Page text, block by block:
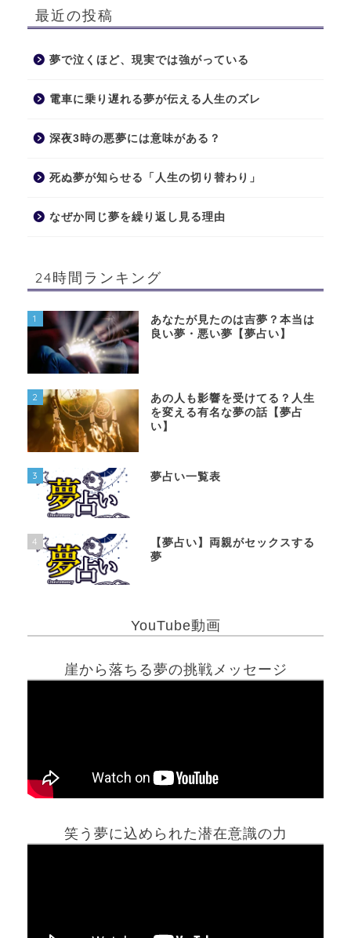
最近の投稿
夢で泣くほど、現実では強がっている
電車に乗り遅れる夢が伝える人生のズレ
深夜3時の悪夢には意味がある？
死ぬ夢が知らせる「人生の切り替わり」
なぜか同じ夢を繰り返し見る理由
24時間ランキング
1
あなたが見たのは吉夢？本当は
良い夢・悪い夢【夢占い】
2
あの人も影響を受けてる？人生
を変える有名な夢の話【夢占
い】
3 夢占い一覧表
4
【夢占い】両親がセックスする
夢
YouTube動画
崖から落ちる夢の挑戦メッセージ
笑う夢に込められた潜在意識の力